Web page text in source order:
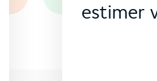
estimer